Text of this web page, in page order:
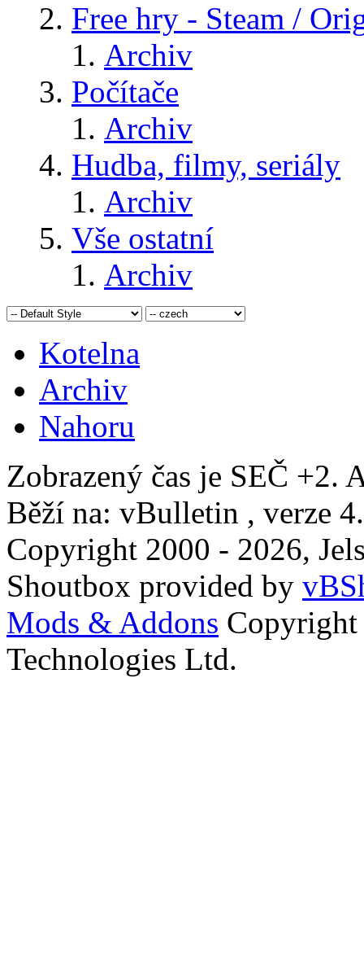
Free hry - Steam /
Archiv
Počítače
Archiv
Hudba, filmy, seriály
Archiv
Vše ostatní
Archiv
Kotelna
Archiv
Nahoru
Zobrazený čas je SEČ +2.
Běží na: vBulletin , verze
Copyright 2000 - 2026,
Shoutbox provided by
Mods & Addons
Technologies Ltd.